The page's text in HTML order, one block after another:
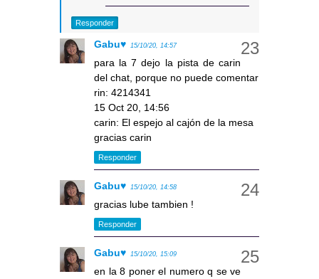
Responder
Gabu♥ 15/10/20, 14:57
para la 7 dejo la pista de carin
del chat, porque no puede comentar
rin: 4214341
15 Oct 20, 14:56
carin: El espejo al cajón de la mesa
gracias carin
Responder
Gabu♥ 15/10/20, 14:58
gracias lube tambien !
Responder
Gabu♥ 15/10/20, 15:09
en la 8 poner el numero q se ve